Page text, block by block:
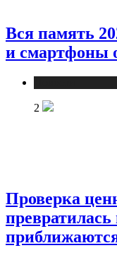
Вся память
и смартфоны
2
Проверка